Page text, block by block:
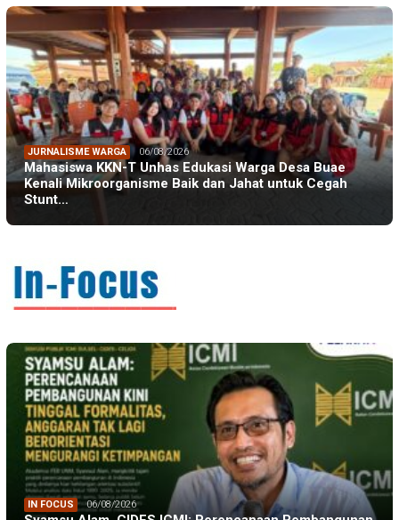
JURNALISME WARGA 06/08/2026
Mahasiswa KKN-T Unhas Edukasi Warga Desa Buae
Kenali Mikroorganisme Baik dan Jahat untuk Cegah
Stunt…
IN FOCUS 06/08/2026